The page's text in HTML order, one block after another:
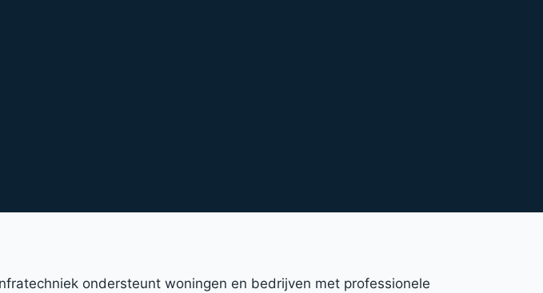
ondersteunt woningen en bedrijven met professionele